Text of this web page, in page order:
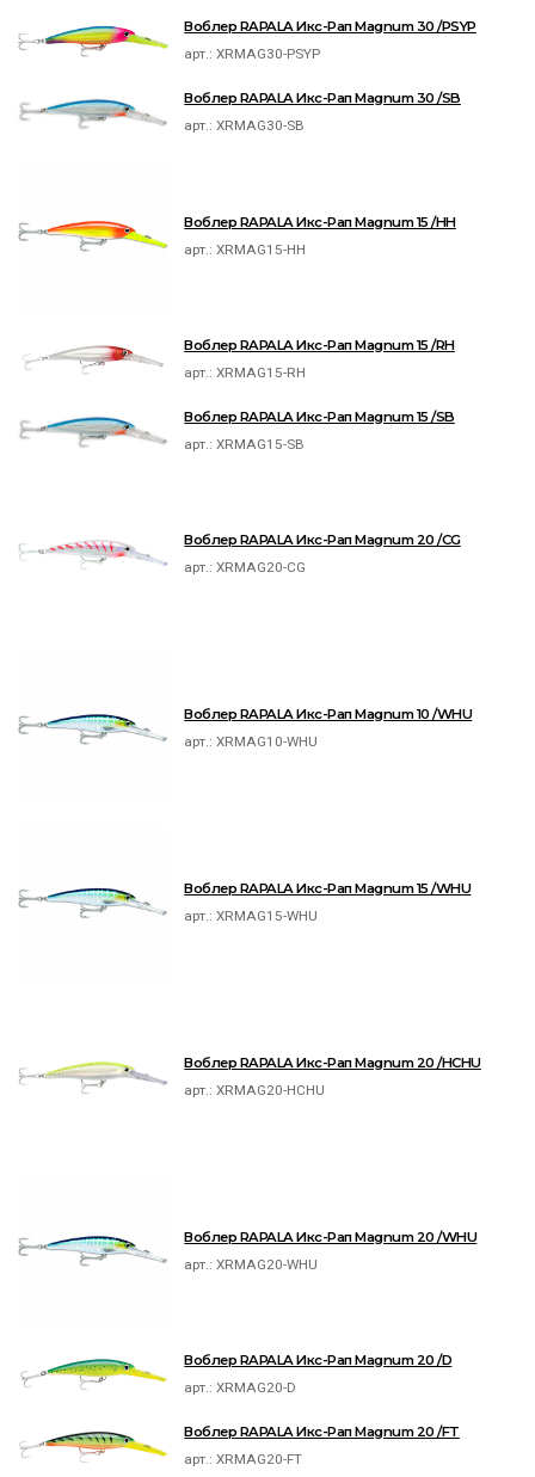
Воблер RAPALA Икс-Рап Magnum 30 /PSYP
арт.:XRMAG30-PSYP
Воблер RAPALA Икс-Рап Magnum 30 /SB
арт.:XRMAG30-SB
Воблер RAPALA Икс-Рап Magnum 15 /HH
арт.:XRMAG15-HH
Воблер RAPALA Икс-Рап Magnum 15 /RH
арт.:XRMAG15-RH
Воблер RAPALA Икс-Рап Magnum 15 /SB
арт.:XRMAG15-SB
Воблер RAPALA Икс-Рап Magnum 20 /CG
арт.:XRMAG20-CG
Воблер RAPALA Икс-Рап Magnum 10 /WHU
арт.:XRMAG10-WHU
Воблер RAPALA Икс-Рап Magnum 15 /WHU
арт.:XRMAG15-WHU
Воблер RAPALA Икс-Рап Magnum 20 /HCHU
арт.:XRMAG20-HCHU
Воблер RAPALA Икс-Рап Magnum 20 /WHU
арт.:XRMAG20-WHU
Воблер RAPALA Икс-Рап Magnum 20 /D
арт.:XRMAG20-D
Воблер RAPALA Икс-Рап Magnum 20 /FT
арт.:XRMAG20-FT